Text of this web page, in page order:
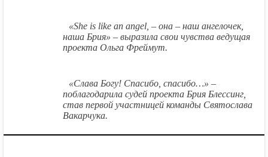
«She is like an angel, – она – наш ангелочек,
наша Брия» – выразила свои чувства ведущая
проекта Ольга Фреймут.
«Слава Богу! Спасибо, спасибо…» –
поблагодарила судей проекта Брия Блессинг,
став первой участницей команды Святослава
Вакарчука.